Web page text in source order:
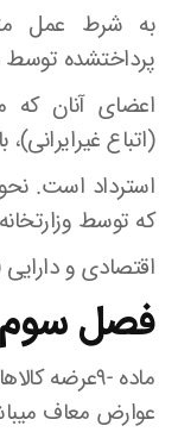
به شرط عمل
پرداختشده توسط
اعضای آنان که
(اتباع
استرداد است.
که توسط
اقتصادی و
فصل سوم-
ماده -۹عرضه
عوارض معاف